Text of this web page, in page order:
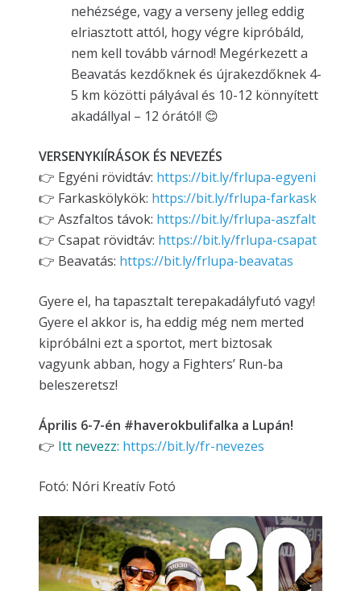
nehézsége, vagy a verseny jelleg eddig
elriasztott attól, hogy végre kipróbáld,
nem kell tovább várnod! Megérkezett a
Beavatás kezdőknek és újrakezdőknek 4-
5 km közötti pályával és 10-12 könnyített
akadállyal – 12 órától! 😊
VERSENYKIÍRÁSOK ÉS NEVEZÉS
👉 Egyéni rövidtáv: https://bit.ly/frlupa-egyeni
👉 Farkaskölykök: https://bit.ly/frlupa-farkask
👉 Aszfaltos távok: https://bit.ly/frlupa-aszfalt
👉 Csapat rövidtáv: https://bit.ly/frlupa-csapat
👉 Beavatás: https://bit.ly/frlupa-beavatas
Gyere el, ha tapasztalt terepakadályfutó vagy!
Gyere el akkor is, ha eddig még nem merted
kipróbálni ezt a sportot, mert biztosak
vagyunk abban, hogy a Fighters’ Run-ba
beleszeretsz!
Április 6-7-én #haverokbulifalka a Lupán!
👉 Itt nevezz: https://bit.ly/fr-nevezes
Fotó: Nóri Kreatív Fotó